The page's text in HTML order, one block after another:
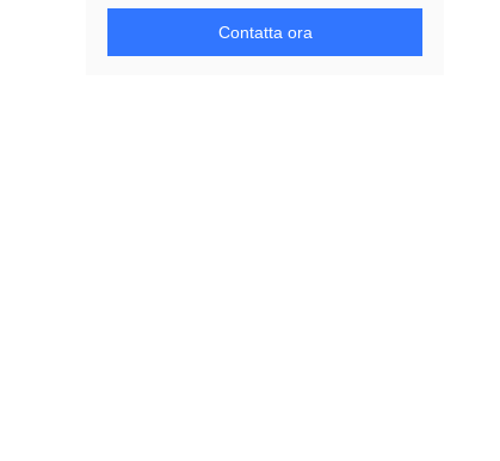
Contatta ora